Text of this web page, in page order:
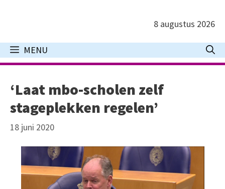
inhoud
8 augustus 2026
MENU
‘Laat mbo-scholen zelf
stageplekken regelen’
18 juni 2020